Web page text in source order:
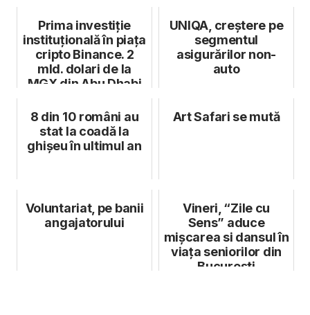
Prima investiție
instituțională în piața
cripto Binance. 2
mld. dolari de la
MGX din Abu Dhabi
UNIQA, creștere pe
segmentul
asigurărilor non-
auto
8 din 10 români au
stat la coadă la
ghișeu în ultimul an
Art Safari se mută
Voluntariat, pe banii
angajatorului
Vineri, “Zile cu
Sens” aduce
mișcarea si dansul în
viața seniorilor din
București